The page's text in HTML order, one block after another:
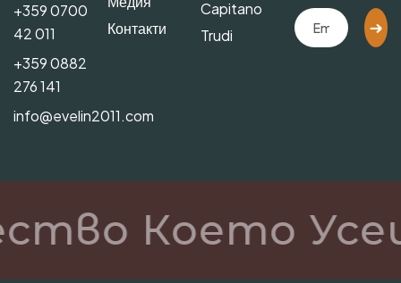
+359 0700
42 011
+359 0882
276 141
info@evelin2011.com
Контакти
Capitano
Trudi
Което